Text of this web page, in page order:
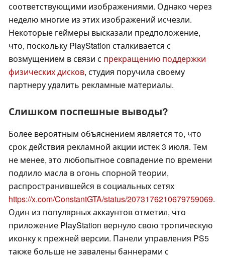
соответствующими изображениями. Однако через
неделю многие из этих изображений исчезли.
Некоторые геймеры высказали предположение,
что, поскольку PlayStation сталкивается с
возмущением в связи с прекращению поддержки
физических дисков, студия поручила своему
партнеру удалить рекламные материалы.
Слишком поспешные выводы?
Более вероятным объяснением является то, что
срок действия рекламной акции истек 3 июля. Тем
не менее, это любопытное совпадение по времени
подлило масла в огонь спорной теории,
распространившейся в социальных сетях
https://x.com/ConstantGTA/status/2073176210679759069.
Один из популярных аккаунтов отметил, что
приложение PlayStation вернуло свою тропическую
иконку к прежней версии. Панели управления PS5
также больше не завалены баннерами с